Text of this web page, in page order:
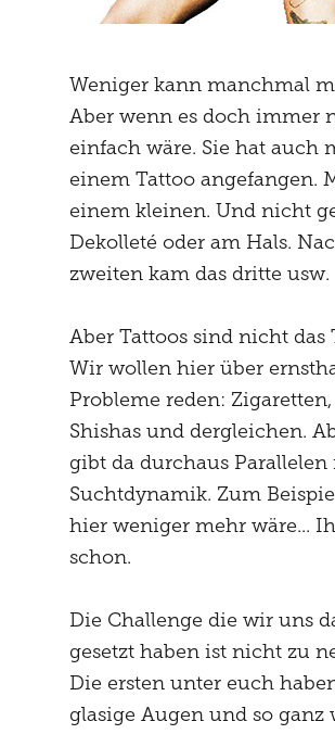
Weniger kann manchmal
Aber wenn es doch immer
einfach wäre. Sie hat auch
einem Tattoo angefangen.
einem kleinen. Und nicht
Dekolleté oder am Hals.
zweiten kam das dritte usw.
Aber Tattoos sind nicht das
Wir wollen hier über
Probleme reden: Zigaretten,
Shishas und dergleichen.
gibt da durchaus Parallelen
Suchtdynamik. Zum
hier weniger mehr wäre...
schon.
Die Challenge die wir uns
gesetzt haben ist nicht zu
Die ersten unter euch
glasige Augen und so ganz